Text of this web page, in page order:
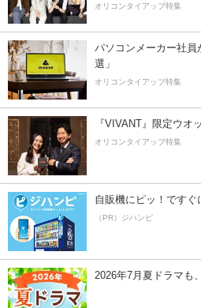
オリコンタイアップ特集
パソコンメーカー社員
選」
オリコンタイアップ特集
『VIVANT』限定ウオ
オリコンタイアップ特集
自販機にピッ！ですぐ
（PR）ジハンピ
2026年7月夏ドラマも